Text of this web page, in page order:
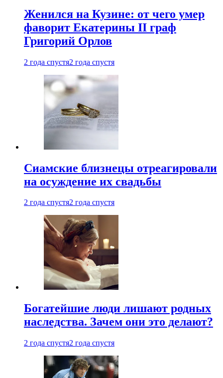
Женился на Кузине: от чего умер
фаворит Екатерины II граф
Григорий Орлов
2 года спустя2 года спустя
Cиамские близнецы отреагировали
на осуждение их свадьбы
2 года спустя2 года спустя
Богатейшие люди лишают родных
наследства. Зачем они это делают?
2 года спустя2 года спустя